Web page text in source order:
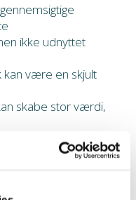
ikke udnyttet
kan være en skjult
skabe stor værdi,
skaber